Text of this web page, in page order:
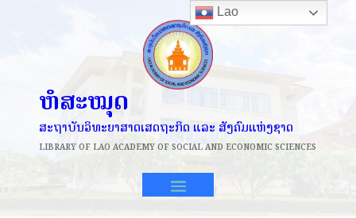
ຫໍສະໝຸດ
ສະຖາບັນວິທະຍາສາດເສດຖະກິດ ແລະ ສັງຄົມແຫ່ງຊາດ
LIBRARY OF LAO ACADEMY OF SOCIAL AND ECONOMIC SCIENCES
Lao